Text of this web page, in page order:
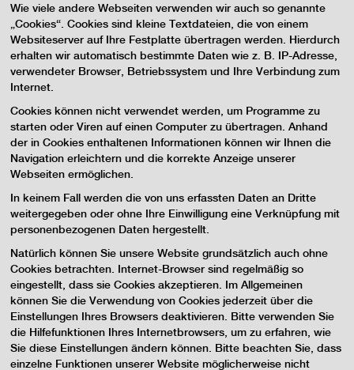
Wie viele andere Webseiten verwenden wir auch so genannte
„Cookies“. Cookies sind kleine Textdateien, die von einem
Websiteserver auf Ihre Festplatte übertragen werden. Hierdurch
erhalten wir automatisch bestimmte Daten wie z. B. IP-Adresse,
verwendeter Browser, Betriebssystem und Ihre Verbindung zum
Internet.
Cookies können nicht verwendet werden, um Programme zu
starten oder Viren auf einen Computer zu übertragen. Anhand
der in Cookies enthaltenen Informationen können wir Ihnen die
Navigation erleichtern und die korrekte Anzeige unserer
Webseiten ermöglichen.
In keinem Fall werden die von uns erfassten Daten an Dritte
weitergegeben oder ohne Ihre Einwilligung eine Verknüpfung mit
personenbezogenen Daten hergestellt.
Natürlich können Sie unsere Website grundsätzlich auch ohne
Cookies betrachten. Internet-Browser sind regelmäßig so
eingestellt, dass sie Cookies akzeptieren. Im Allgemeinen
können Sie die Verwendung von Cookies jederzeit über die
Einstellungen Ihres Browsers deaktivieren. Bitte verwenden Sie
die Hilfefunktionen Ihres Internetbrowsers, um zu erfahren, wie
Sie diese Einstellungen ändern können. Bitte beachten Sie, dass
einzelne Funktionen unserer Website möglicherweise nicht